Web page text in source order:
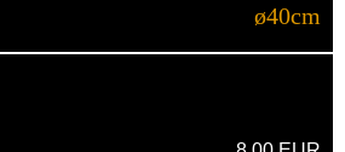
ø40cm